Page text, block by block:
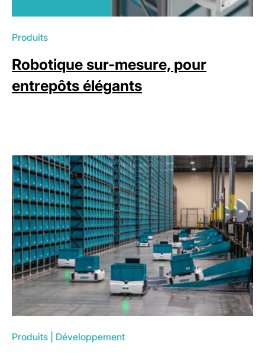
Produits
Robotique sur-mesure, pour
entrepôts élégants
Produits Développement